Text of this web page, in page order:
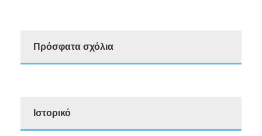
Πρόσφατα σχόλια
Ιστορικό